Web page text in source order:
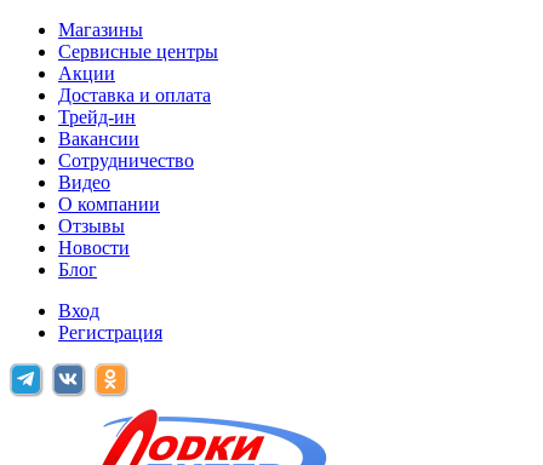
Магазины
Сервисные центры
Акции
Доставка и оплата
Трейд-ин
Вакансии
Сотрудничество
Видео
О компании
Отзывы
Новости
Блог
Вход
Регистрация